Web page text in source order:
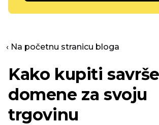
‹ Na početnu stranicu bloga
Kako kupiti
domene za svoju
trgovinu